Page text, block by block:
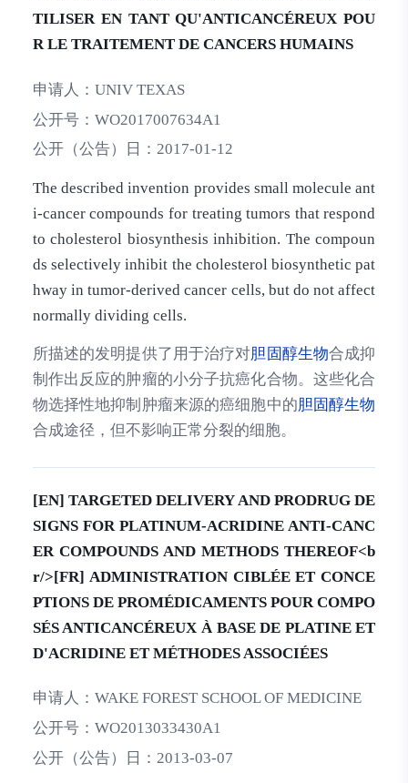
TILISER EN TANT QU'ANTICANCÉREUX POU
R LE TRAITEMENT DE CANCERS HUMAINS
申请人： UNIV TEXAS
公开号： WO2017007634A1
公开（公告）日： 2017-01-12
The described invention provides small molecule ant
i-cancer compounds for treating tumors that respond
to cholesterol biosynthesis inhibition. The compoun
ds selectively inhibit the cholesterol biosynthetic pat
hway in tumor-derived cancer cells, but do not affect
normally dividing cells.
所描述的发明提供了用于治疗对胆固醇生物合成抑
制作出反应的肿瘤的小分子抗癌化合物。这些化合
物选择性地抑制肿瘤来源的癌细胞中的胆固醇生物
合成途径，但不影响正常分裂的细胞。
[EN] TARGETED DELIVERY AND PRODRUG DE
SIGNS FOR PLATINUM-ACRIDINE ANTI-CANC
ER COMPOUNDS AND METHODS THEREOF<b
r/>[FR] ADMINISTRATION CIBLÉE ET CONCE
PTIONS DE PROMÉDICAMENTS POUR COMPO
SÉS ANTICANCÉREUX À BASE DE PLATINE ET
D'ACRIDINE ET MÉTHODES ASSOCIÉES
申请人： WAKE FOREST SCHOOL OF MEDICINE
公开号： WO2013033430A1
公开（公告）日： 2013-03-07